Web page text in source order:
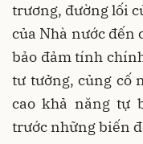
trương, đường lối
của Nhà nước đến
bảo đảm tính
tư tưởng, củng cố
cao khả năng tự
trước những biến